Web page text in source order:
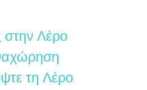
στην Λέρο
τη Λέρο